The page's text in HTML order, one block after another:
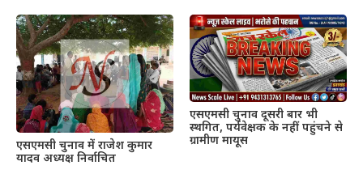
एसएमसी चुनाव में राजेश कुमार
यादव अध्यक्ष निर्वाचित
एसएमसी चुनाव दूसरी बार भी
स्थगित, पर्यवेक्षक के नहीं पहुंचने से
ग्रामीण मायूस